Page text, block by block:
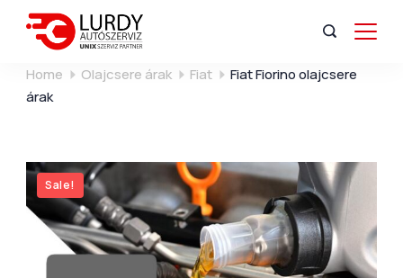
Home Olajcsere árak Fiat
Fiat Fiorino olajcsere
árak
Sale!